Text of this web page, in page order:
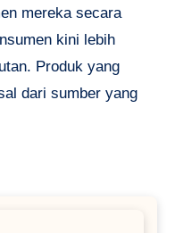
mereka secara
kini lebih
Produk yang
dari sumber yang